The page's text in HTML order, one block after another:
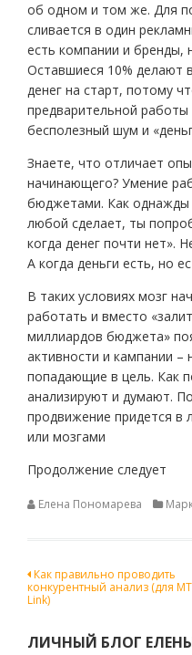
об одном и том же. Для
сливается в один
есть компании и бренды,
Оставшиеся 10% делают
денег на старт, потому
предварительной
бесполезный шум и
Знаете, что отличает
начинающего? Умение
бюджетами. Как однажды
любой сделает, ты
когда денег почти нет».
А когда деньги есть, но
В таких условиях мозг
работать и вместо
миллиардов бюджета»
активности и кампании –
попадающие в цель. Как
анализируют и думают.
продвижение придется в
или мозгами
Продолжение следует
Елена Пономарева
Навигация
по
записям
Как правильно проводить
конкурентный анализ (для
Link)
ЛИЧНЫЙ БЛОГ